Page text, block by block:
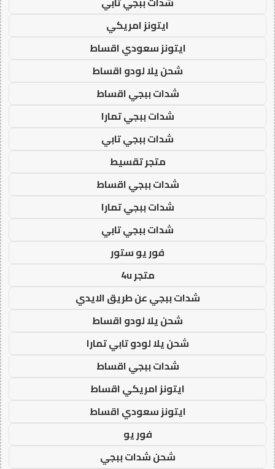
ايتونز امريكي
ايتونز سعودي اقساط
شحن يلا لودو اقساط
شدات ببجي اقساط
شدات ببجي تمارا
شدات ببجي تابي
متجر تقسيط
شدات ببجي اقساط
شدات ببجي تمارا
شدات ببجي تابي
فور يو ستور
متجر 4u
شدات ببجي عن طريق الايدي
شحن يلا لودو اقساط
شحن يلا لودو تابي تمارا
شدات ببجي اقساط
ايتونز امريكي اقساط
ايتونز سعودي اقساط
فور يو
شحن شدات ببجي